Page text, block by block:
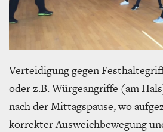
Verteidigung gegen
oder z.B. Würgeangriffe (am
nach der Mittagspause, wo
korrekter Ausweichbewegung